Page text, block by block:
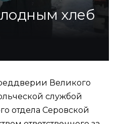
хлеб
Великого
службой
отдела Серовской